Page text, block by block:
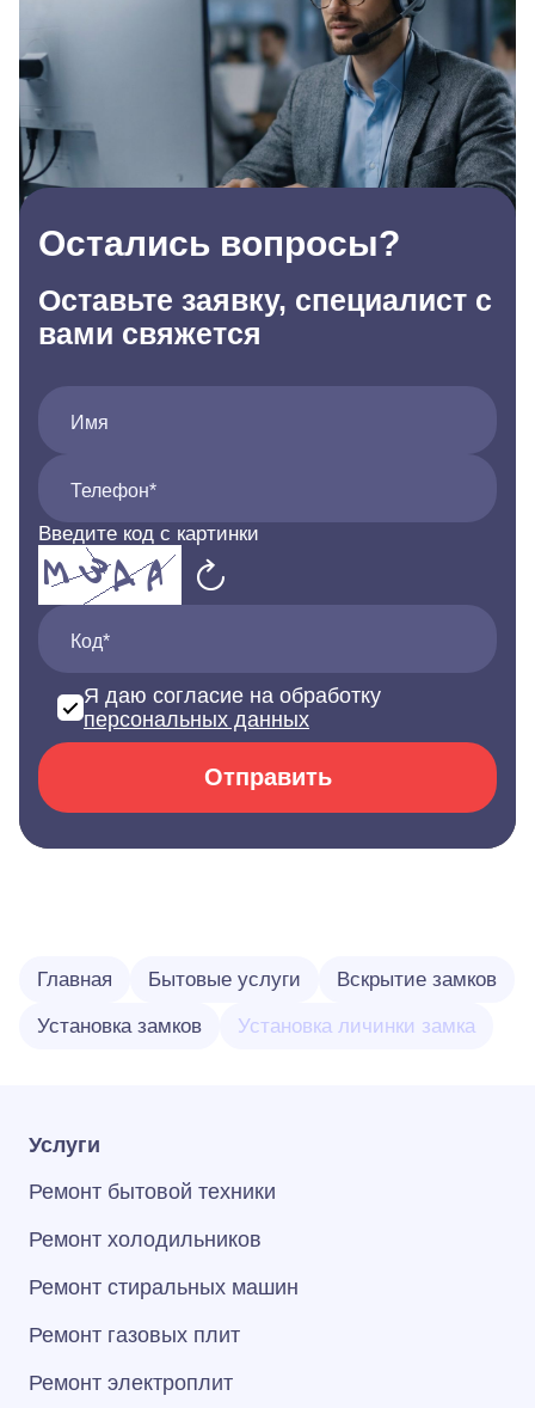
Остались вопросы?
Оставьте заявку, специалист с
вами свяжется
Имя
Телефон*
Введите код с картинки
Код*
Я даю согласие на обработку
персональных данных
Отправить
Главная Бытовые услуги Вскрытие замков
Установка замков Установка личинки замка
Услуги
Ремонт бытовой техники
Ремонт холодильников
Ремонт стиральных машин
Ремонт газовых плит
Ремонт электроплит